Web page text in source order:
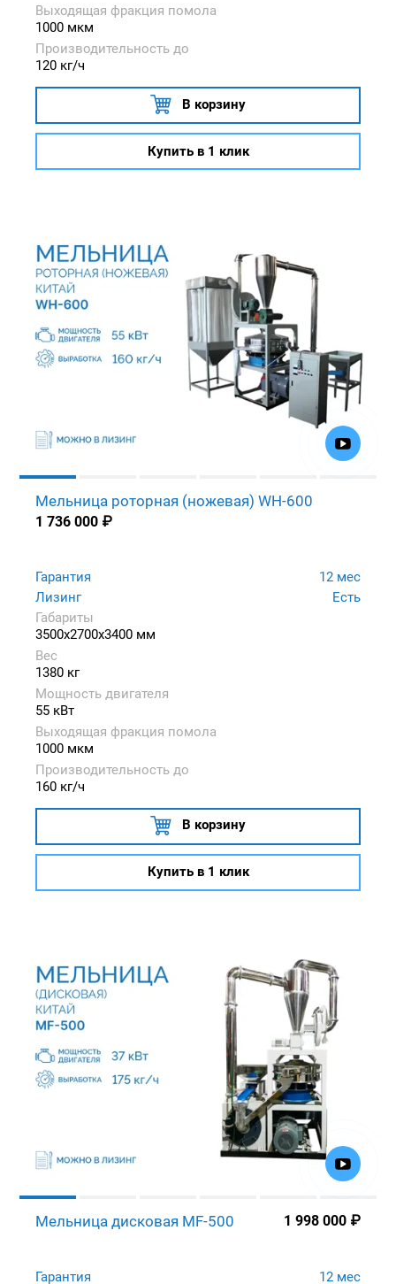
Выходящая фракция помола
1000 мкм
Производительность до
120 кг/ч
В корзину
Купить в 1 клик
Мельница роторная (ножевая) WH-600
1 736 000 ₽
Гарантия
12 мес
Лизинг
Есть
Габариты
3500x2700x3400 мм
Вес
1380 кг
Мощность двигателя
55 кВт
Выходящая фракция помола
1000 мкм
Производительность до
160 кг/ч
В корзину
Купить в 1 клик
Мельница дисковая MF-500 1 998 000 ₽
Гарантия 12 мес